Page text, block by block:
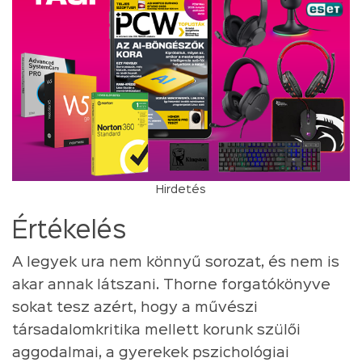
Hirdetés
Értékelés
A legyek ura nem könnyű sorozat, és nem is
akar annak látszani. Thorne forgatókönyve
sokat tesz azért, hogy a művészi
társadalomkritika mellett korunk szülői
aggodalmai, a gyerekek pszichológiai